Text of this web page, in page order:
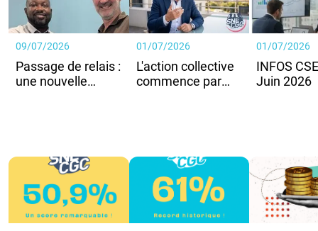
09/07/2026
Passage de relais :
une nouvelle
01/07/2026
L'action collective
commence par
01/07/2026
INFOS CSE du
Juin 2026